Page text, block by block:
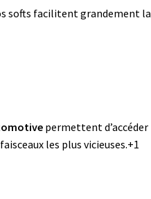
softs facilitent grandement la
permettent d’accéder
les plus vicieuses.+1